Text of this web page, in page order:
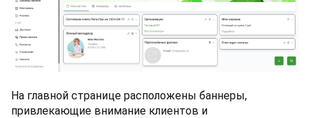
На главной странице расположены баннеры,
привлекающие внимание клиентов и